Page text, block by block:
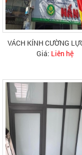
VÁCH KÍNH CƯỜNG
Giá: Liên hệ